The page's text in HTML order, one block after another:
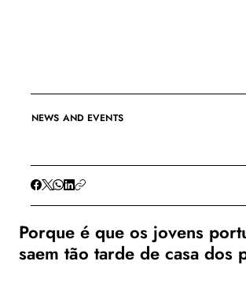
NEWS AND EVENTS
Porque é que os jovens
saem tão tarde de casa dos